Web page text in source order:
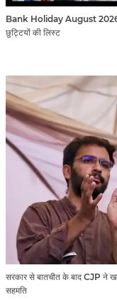
Bank Holiday August 2026:
छुट्टियों की लिस्ट​​​​​​​
सरकार से बातचीत के बाद CJP ने
सहमति